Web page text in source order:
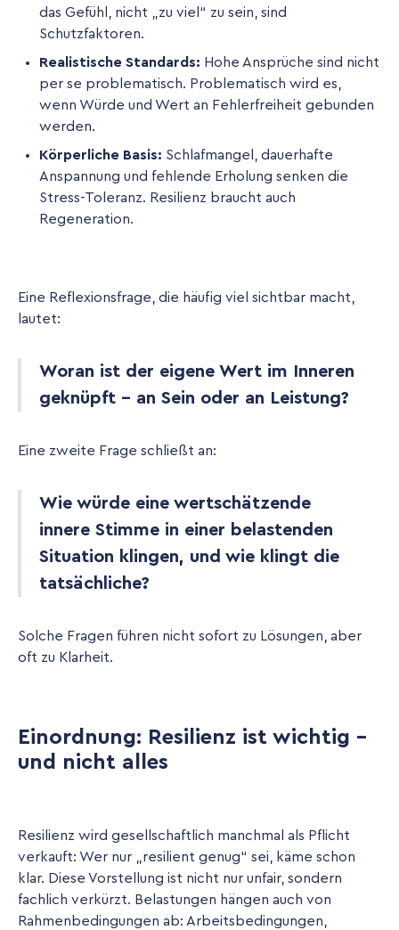
das Gefühl, nicht „zu viel“ zu sein, sind
Schutzfaktoren.
Realistische Standards: Hohe Ansprüche sind nicht
per se problematisch. Problematisch wird es,
wenn Würde und Wert an Fehlerfreiheit gebunden
werden.
Körperliche Basis: Schlafmangel, dauerhafte
Anspannung und fehlende Erholung senken die
Stress-Toleranz. Resilienz braucht auch
Regeneration.
Eine Reflexionsfrage, die häufig viel sichtbar macht,
lautet:
Woran ist der eigene Wert im Inneren
geknüpft - an Sein oder an Leistung?
Eine zweite Frage schließt an:
Wie würde eine wertschätzende
innere Stimme in einer belastenden
Situation klingen, und wie klingt die
tatsächliche?
Solche Fragen führen nicht sofort zu Lösungen, aber
oft zu Klarheit.
Einordnung: Resilienz ist wichtig -
und nicht alles
Resilienz wird gesellschaftlich manchmal als Pflicht
verkauft: Wer nur „resilient genug“ sei, käme schon
klar. Diese Vorstellung ist nicht nur unfair, sondern
fachlich verkürzt. Belastungen hängen auch von
Rahmenbedingungen ab: Arbeitsbedingungen,